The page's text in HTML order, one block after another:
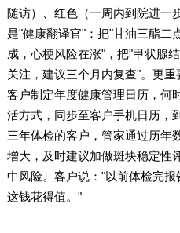
随访）、红色（一周内到院进一
是"健康翻译官"：把"甘油三酯二
成，心梗风险在涨"，把"甲状腺
关注，建议三个月内复查"。更
客户制定年度健康管理日历，何
活方式，同步至客户手机日历，
三年体检的客户，管家通过历年
增大，及时建议加做斑块稳定性
中风险。客户说："以前体检完报
这钱花得值。"